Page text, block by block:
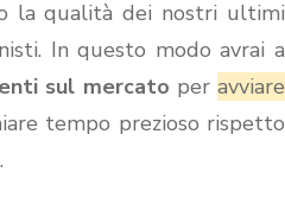
la qualità dei nostri ultimi
In questo modo avrai a
sul mercato per avviare
tempo prezioso rispetto